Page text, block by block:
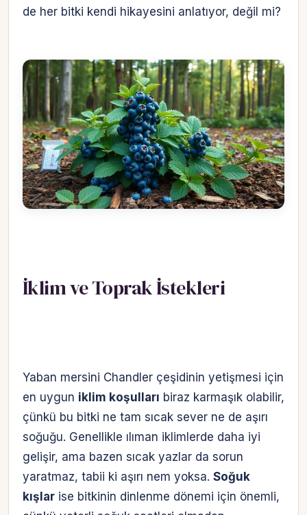
de her bitki kendi hikayesini anlatıyor, değil mi?
İklim ve Toprak İstekleri
Yaban mersini Chandler çeşidinin yetişmesi için
en uygun iklim koşulları biraz karmaşık olabilir,
çünkü bu bitki ne tam sıcak sever ne de aşırı
soğuğu. Genellikle ılıman iklimlerde daha iyi
gelişir, ama bazen sıcak yazlar da sorun
yaratmaz, tabii ki aşırı nem yoksa. Soğuk
kışlar ise bitkinin dinlenme dönemi için önemli,